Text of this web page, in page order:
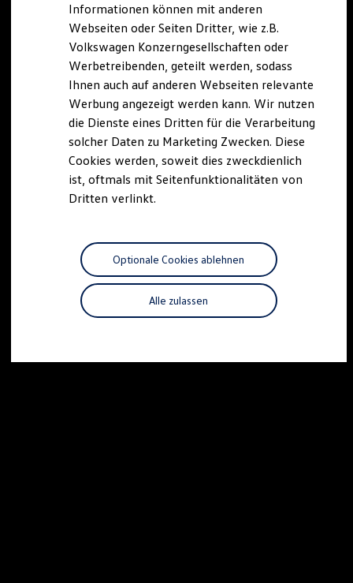
Lifestyle Shop
T-Roc Kollektion
Golf Kollektion
ID. Kollektion
Volkswagen Kollektion
R-Kollektion
GTI Kollektion
Fußball Drop
we drive football
#wedriveproud
Besitzer und Service
Software Updates
Service und Ersatzteile
Motorenöl und Flüssigkeiten
Räder und Reifen
Pannen- und Unfallhilfe
Economy Service
Volkswagen Teile
Zubehör
Informationen können mit anderen
Webseiten oder Seiten Dritter, wie z.B.
Volkswagen Konzerngesellschaften oder
Werbetreibenden, geteilt werden, sodass
Ihnen auch auf anderen Webseiten relevante
Werbung angezeigt werden kann. Wir nutzen
die Dienste eines Dritten für die Verarbeitung
solcher Daten zu Marketing Zwecken. Diese
Cookies werden, soweit dies zweckdienlich
ist, oftmals mit Seitenfunktionalitäten von
Dritten verlinkt.
Alle zulassen
Optionale Cookies ablehnen